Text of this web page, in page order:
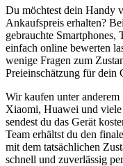
Du möchtest dein Handy
Ankaufspreis erhalten?
gebrauchte Smartphones,
einfach online bewerten
wenige Fragen zum
Preieinschätzung für dein
Wir kaufen unter
Xiaomi, Huawei und
sendest du das Gerät
Team erhältst du den
mit dem tatsächlichen
schnell und zuverlässig